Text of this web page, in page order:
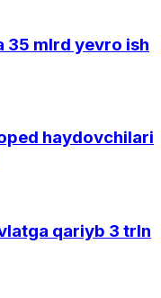
35 mlrd yevro ish
haydovchilari
qariyb 3 trln